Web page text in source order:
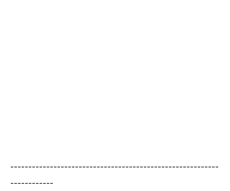
----------------------------------------------------------
------------